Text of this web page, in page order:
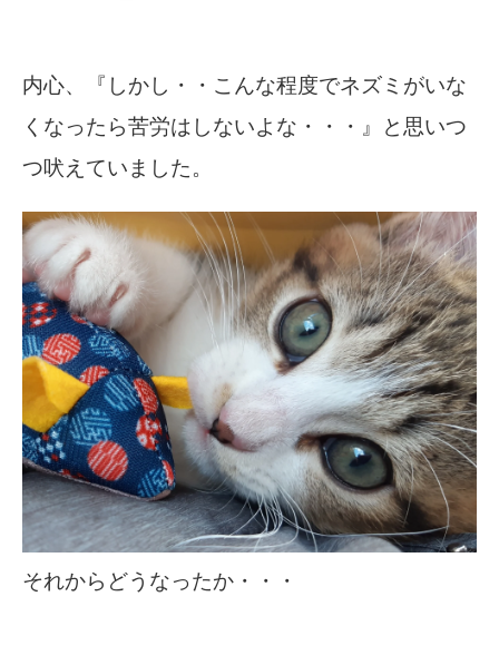
内心、『しかし・・こんな程度でネズミがいな
くなったら苦労はしないよな・・・』と思いつ
つ吠えていました。
それからどうなったか・・・